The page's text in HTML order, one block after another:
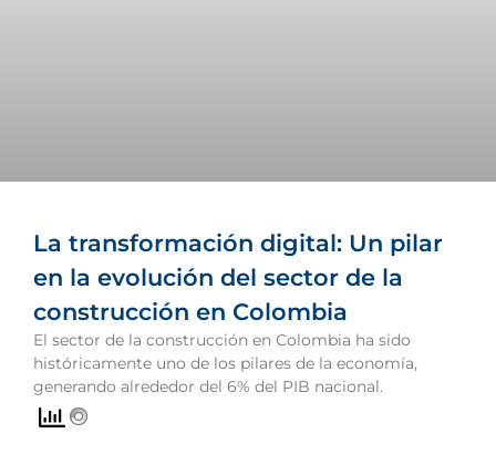
La transformación digital: Un pilar
en la evolución del sector de la
construcción en Colombia
El sector de la construcción en Colombia ha sido
históricamente uno de los pilares de la economía,
generando alrededor del 6% del PIB nacional.